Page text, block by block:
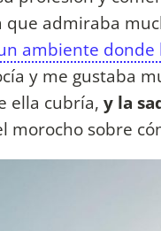
que admiraba
ambiente
y me gustaba
ella cubría, y la
morocho sobre